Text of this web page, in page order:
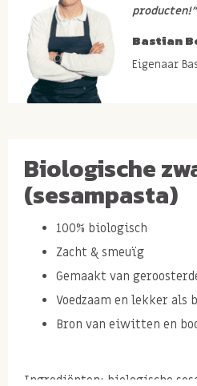
producten!”
Bastian
Eigenaar
Biologische
(sesampasta)
100% biologisch
Zacht & smeuïg
Gemaakt van
Voedzaam en lekker als
Bron van eiwitten en
Ingrediënten: biologische